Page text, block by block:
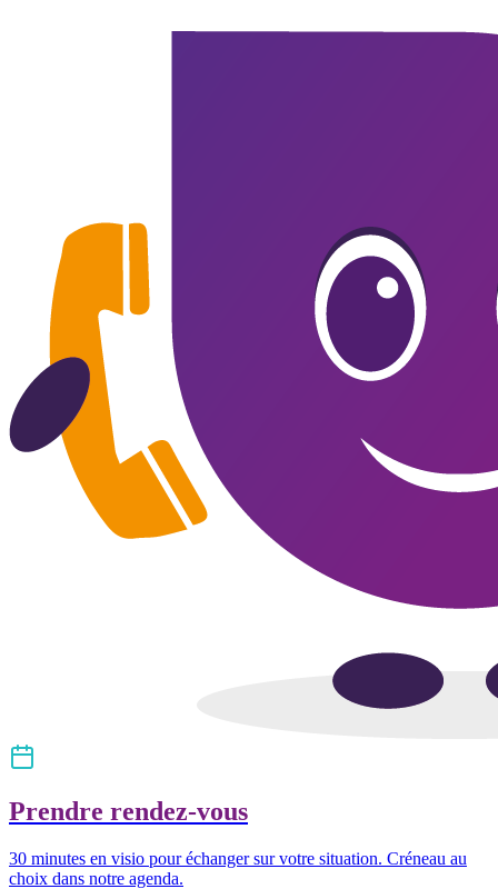
Prendre rendez-vous
30 minutes en visio pour échanger sur votre situation. Créneau au
choix dans notre agenda.